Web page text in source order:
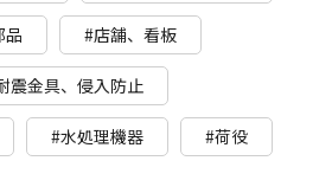
品 #店舗、看板
震金具、侵入防止
#水処理機器 #荷役